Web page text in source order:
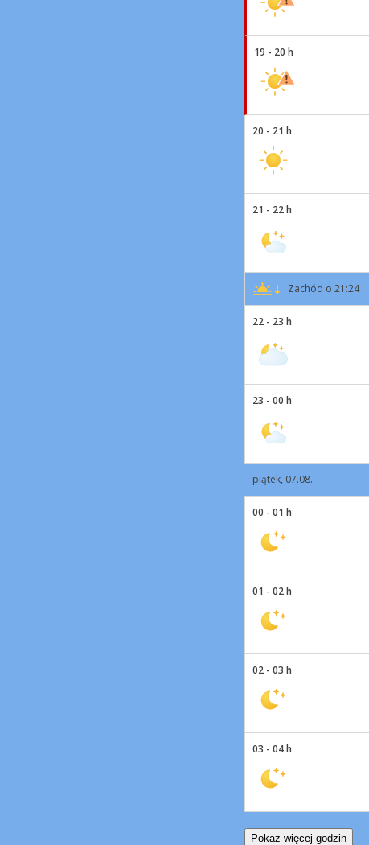
19 - 20 h
20 - 21 h
21 - 22 h
Zachód o 21:24
22 - 23 h
23 - 00 h
piątek, 07.08.
00 - 01 h
01 - 02 h
02 - 03 h
03 - 04 h
Pokaż więcej godzin